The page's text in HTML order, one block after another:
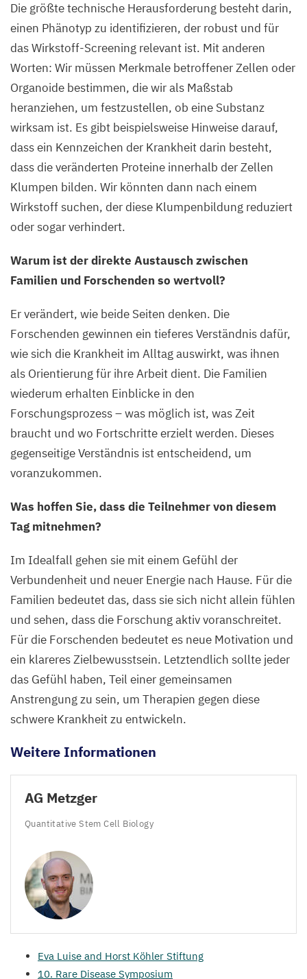
Die größte technische Herausforderung besteht darin,
einen Phänotyp zu identifizieren, der robust und für
das Wirkstoff-Screening relevant ist. Mit anderen
Worten: Wir müssen Merkmale betroffener Zellen oder
Organoide bestimmen, die wir als Maßstab
heranziehen, um festzustellen, ob eine Substanz
wirksam ist. Es gibt beispielsweise Hinweise darauf,
dass ein Kennzeichen der Krankheit darin besteht,
dass die veränderten Proteine innerhalb der Zellen
Klumpen bilden. Wir könnten dann nach einem
Wirkstoff suchen, der diese Klumpenbildung reduziert
oder sogar verhindert.
Warum ist der direkte Austausch zwischen
Familien und Forschenden so wertvoll?
Er verändert, wie beide Seiten denken. Die
Forschenden gewinnen ein tieferes Verständnis dafür,
wie sich die Krankheit im Alltag auswirkt, was ihnen
als Orientierung für ihre Arbeit dient. Die Familien
wiederum erhalten Einblicke in den
Forschungsprozess – was möglich ist, was Zeit
braucht und wo Fortschritte erzielt werden. Dieses
gegenseitige Verständnis ist entscheidend, um
voranzukommen.
Was hoffen Sie, dass die Teilnehmer von diesem
Tag mitnehmen?
Im Idealfall gehen sie mit einem Gefühl der
Verbundenheit und neuer Energie nach Hause. Für die
Familien bedeutet das, dass sie sich nicht allein fühlen
und sehen, dass die Forschung aktiv voranschreitet.
Für die Forschenden bedeutet es neue Motivation und
ein klareres Zielbewusstsein. Letztendlich sollte jeder
das Gefühl haben, Teil einer gemeinsamen
Anstrengung zu sein, um Therapien gegen diese
schwere Krankheit zu entwickeln.
Weitere Informationen
AG Metzger
Quantitative Stem Cell Biology
Eva Luise and Horst Köhler Stiftung
10. Rare Disease Symposium